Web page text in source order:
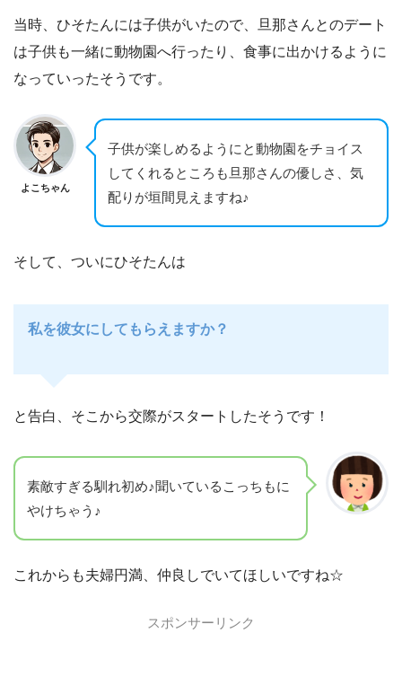
当時、ひそたんには子供がいたので、旦那さんとのデート
は子供も一緒に動物園へ行ったり、食事に出かけるように
なっていったそうです。
よこちゃん
子供が楽しめるようにと動物園をチョイス
してくれるところも旦那さんの優しさ、気
配りが垣間見えますね♪
そして、ついにひそたんは
私を彼女にしてもらえますか？
と告白、そこから交際がスタートしたそうです！
素敵すぎる馴れ初め♪聞いているこっちもに
やけちゃう♪
これからも夫婦円満、仲良しでいてほしいですね☆
スポンサーリンク